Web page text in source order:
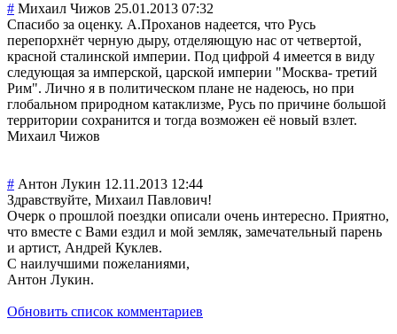
# Михаил Чижов 25.01.2013 07:32
Спасибо за оценку. А.Проханов надеется, что Русь
перепорхнёт черную дыру, отделяющую нас от четвертой,
красной сталинской империи. Под цифрой 4 имеется в виду
следующая за имперской, царской империи "Москва- третий
Рим". Лично я в политическом плане не надеюсь, но при
глобальном природном катаклизме, Русь по причине большой
территории сохранится и тогда возможен её новый взлет.
Михаил Чижов
# Антон Лукин 12.11.2013 12:44
Здравствуйте, Михаил Павлович!
Очерк о прошлой поездки описали очень интересно. Приятно,
что вместе с Вами ездил и мой земляк, замечательный парень
и артист, Андрей Куклев.
С наилучшими пожеланиями,
Антон Лукин.
Обновить список комментариев